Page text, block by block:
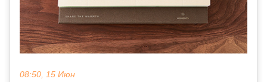
08:50, 15 Июн